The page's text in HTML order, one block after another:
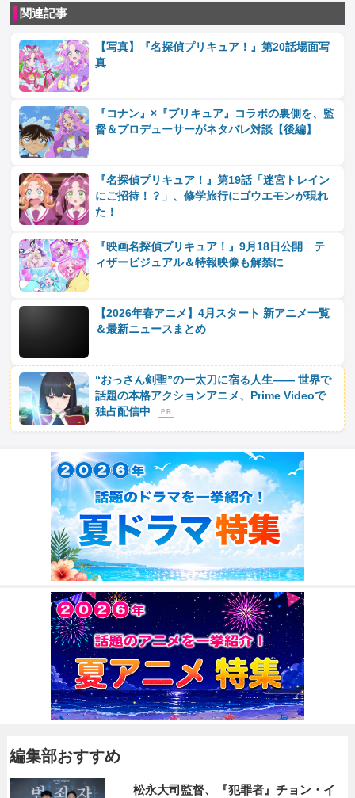
関連記事
【写真】『名探偵プリキュア！』第20話場面写
真
『コナン』×『プリキュア』コラボの裏側を、監
督＆プロデューサーがネタバレ対談【後編】
『名探偵プリキュア！』第19話「迷宮トレイン
にご招待！？」、修学旅行にゴウエモンが現れ
た！
『映画名探偵プリキュア！』9月18日公開 テ
ィザービジュアル＆特報映像も解禁に
【2026年春アニメ】4月スタート 新アニメ一覧
＆最新ニュースまとめ
“おっさん剣聖”の一太刀に宿る人生―― 世界で
話題の本格アクションアニメ、Prime Videoで
独占配信中
P R
編集部おすすめ
松永大司監督、『犯罪者』チョン・イ